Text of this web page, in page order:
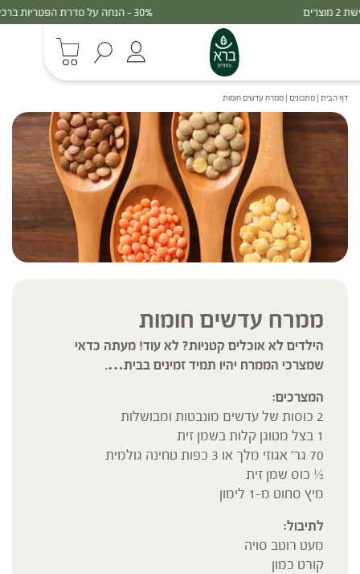
דף הבית | מתכונים | ממרח עדשים חומות
ממרח עדשים חומות
הילדים לא אוכלים קטניות? לא עוד! מעתה כדאי
שמצרכי הממרח יהיו תמיד זמינים בבית….
המצרכים:
2 כוסות של עדשים מונבטות ומבושלות
1 בצל מטוגן קלות בשמן זית
70 גר' אגוזי מלך או 3 כפות טחינה גולמית
½ כוס שמן זית
מיץ סחוט מ-1 לימון
לתיבול:
מעט רוטב סויה
קורט כמון